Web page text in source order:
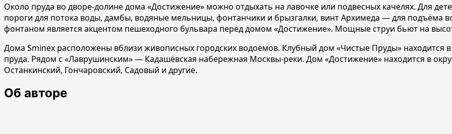
Около пруда во дворе-долине дома «Достижение» можно отдыхать на лавочке или подвесных качелях. Для
пороги для потока воды, дамбы, водяные мельницы, фонтанчики и брызгалки, винт Архимеда — для подъёма
фонтаном является акцентом пешеходного бульвара перед домом «Достижение». Мощные струи бьют на
Дома Sminex расположены вблизи живописных городских водоёмов. Клубный дом «Чистые Пруды» находится
пруда. Рядом с «Лаврушинским» — Кадашёвская набережная Москвы-реки. Дом «Достижение» находится в
Останкинский, Гончаровский, Садовый и другие.
Об авторе